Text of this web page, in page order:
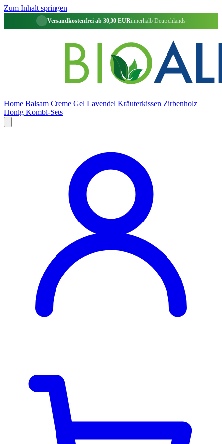
Zum Inhalt springen
Versandkostenfrei ab 30,00 EURinnerhalb Deutschlands
Home Balsam Creme Gel Lavendel Kräuterkissen Zirbenholz
Honig Kombi-Sets